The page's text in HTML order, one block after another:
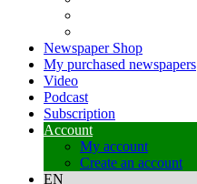
Newspaper Shop
My purchased newspapers
Video
Podcast
Subscription
Account
My account
Create an account
EN